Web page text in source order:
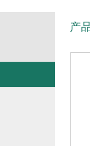
产